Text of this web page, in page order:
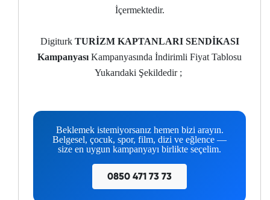
İçermektedir.
Digiturk TURİZM KAPTANLARI SENDİKASI
Kampanyası Kampanyasında İndirimli Fiyat Tablosu
Yukarıdaki Şekildedir ;
Beklemek istemiyorsanız hemen bizi arayın.
Belgesel, çocuk, spor, film, dizi ve eğlence —
size en uygun kampanyayı birlikte seçelim.
0850 471 73 73